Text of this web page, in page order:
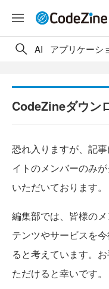
AI アプリケーシ
CodeZineダウン
恐れ入りますが、記
イトのメンバーのみ
いただいております。
編集部では、皆様の
テンツやサービスを
ると考えています。
ただけると幸いです。